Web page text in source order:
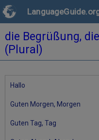
die Begrüßung,
(Plural)
Hallo
Guten Morgen, Morgen
Guten Tag, Tag